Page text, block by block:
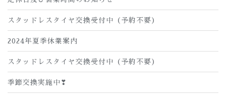
スタッドレスタイヤ交換受付中（予約不要）
2024年夏季休業案内
スタッドレスタイヤ交換受付中（予約不要）
季節交換実施中❣